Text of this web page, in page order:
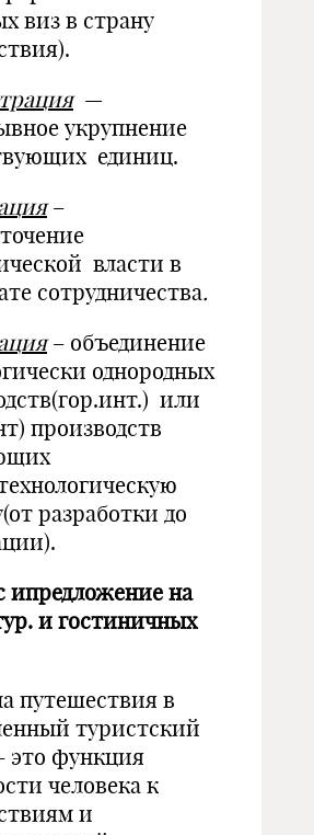
виз в страну
—
укрупнение
единиц.
–
власти в
сотрудничества.
– объединение
однородных
или
производств
разработки до
ипредложение на
и гостиничных
путешествия в
туристский
это функция
человека к
и